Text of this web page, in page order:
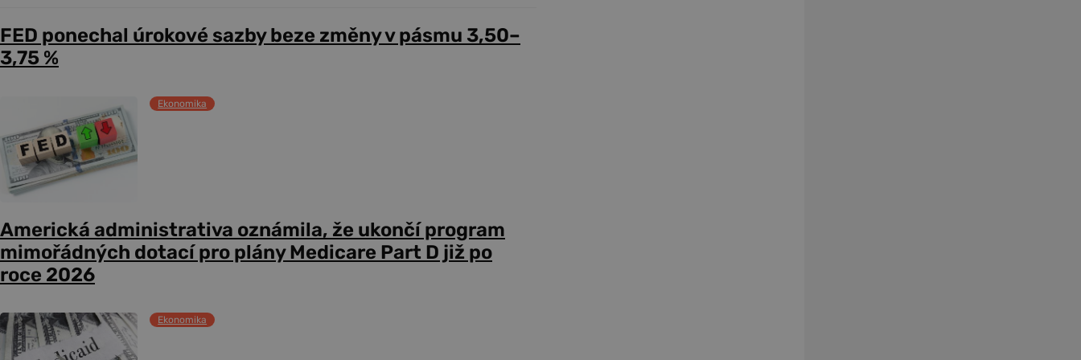
FED ponechal úrokové sazby beze změny v pásmu 3,50–
3,75 %
Ekonomika
Americká administrativa oznámila, že ukončí program
mimořádných dotací pro plány Medicare Part D již po
roce 2026
Ekonomika